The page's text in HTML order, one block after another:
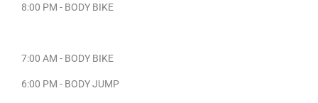
8:00 PM - BODY BIKE
7:00 AM - BODY BIKE
6:00 PM - BODY JUMP